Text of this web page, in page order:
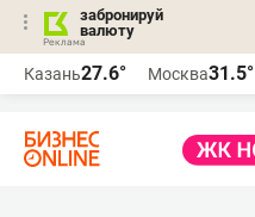
забронируй
валюту
Казань27.6° Москва31.5°